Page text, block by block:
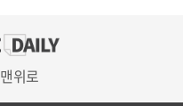
맨위로